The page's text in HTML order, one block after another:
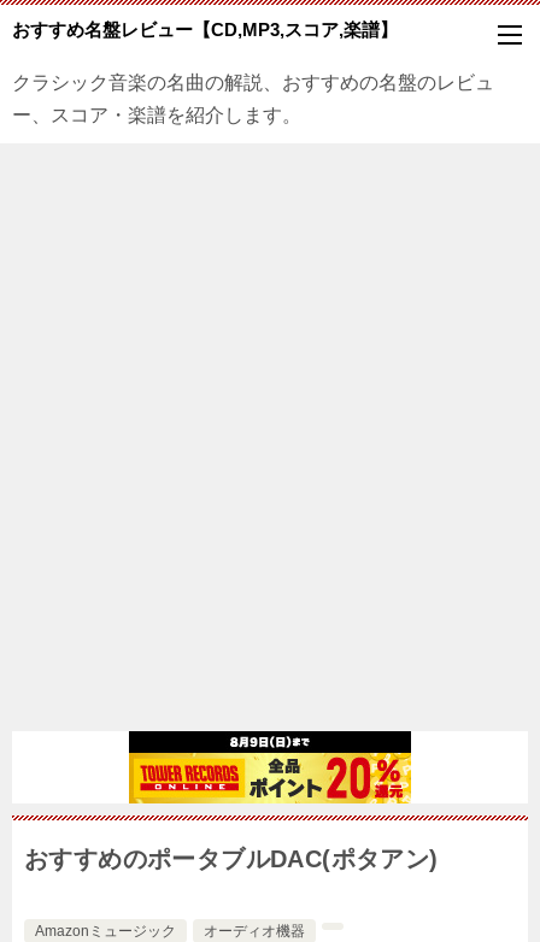
おすすめ名盤レビュー【CD,MP3,スコア,楽譜】
クラシック音楽の名曲の解説、おすすめの名盤のレビュ
ー、スコア・楽譜を紹介します。
おすすめのポータブルDAC(ポタアン)
Amazonミュージック オーディオ機器